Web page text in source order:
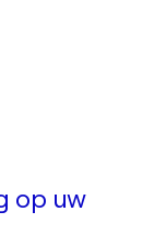
op uw